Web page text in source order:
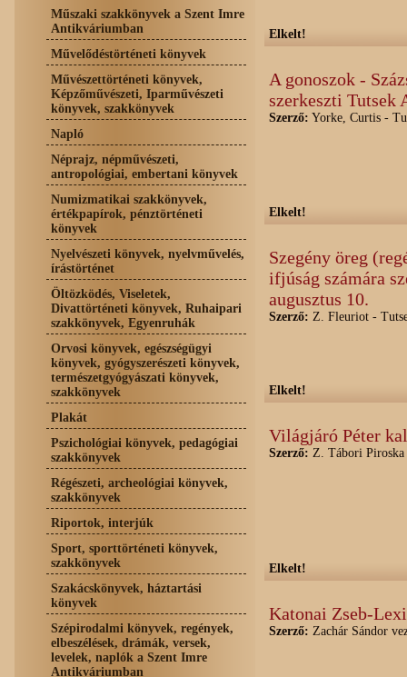
Műszaki szakkönyvek a Szent Imre
Antikváriumban
Művelődéstörténeti könyvek
Művészettörténeti könyvek,
Képzőművészeti, Iparművészeti
könyvek, szakkönyvek
Napló
Néprajz, népművészeti,
antropológiai, embertani könyvek
Numizmatikai szakkönyvek,
értékpapírok, pénztörténeti
könyvek
Nyelvészeti könyvek, nyelvművelés,
írástörténet
Öltözködés, Viseletek,
Divattörténeti könyvek, Ruhaipari
szakkönyvek, Egyenruhák
Orvosi könyvek, egészségügyi
könyvek, gyógyszerészeti könyvek,
természetgyógyászati könyvek,
szakkönyvek
Plakát
Pszichológiai könyvek, pedagógiai
szakkönyvek
Régészeti, archeológiai könyvek,
szakkönyvek
Riportok, interjúk
Sport, sporttörténeti könyvek,
szakkönyvek
Szakácskönyvek, háztartási
könyvek
Szépirodalmi könyvek, regények,
elbeszélések, drámák, versek,
levelek, naplók a Szent Imre
Antikváriumban
Elkelt!
A gonoszok -
szerkeszti Tutsek
Szerző: Yorke, Curtis -
Elkelt!
Szegény öreg
ifjúság számára
augusztus 10.
Szerző: Z. Fleuriot -
Elkelt!
Világjáró Péter
Szerző: Z. Tábori Piroska
Elkelt!
Katonai Zseb-
Szerző: Zachár Sándor